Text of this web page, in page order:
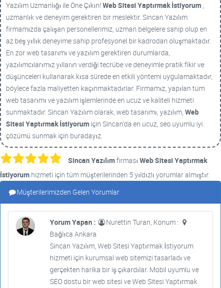
Yazılım Uzmanlığı ile Öne Çıkın! Web Sitesi Yaptırmak İstiyorum ,
uzmanlık ve deneyim gerektiren bir meslektir. Sincan Yazılım
firmamızda çalışan personellerimiz, uzman belgelere sahip olup en
az beş yıllık deneyime sahip profesyonel bir kadrodan oluşmaktadır.
En zor web tasarımı ve yazılım gerektiren durumlarda,
yazılımcılarımız yılların verdiği tecrübe ve deneyimle pratik fikir ve
düşünceleri kullanarak kısa sürede en etkili yöntemi uygulamaktadır,
böylece fazla maliyetten kaçınmaktadırlar. Firmamız, yapılan tüm
web tasarımı ve yazılım işlemlerinde en ucuz ve kaliteli hizmeti
sunmaktadır. Sincan Yazılım olarak, web tasarımı, yazılım, Web
Sitesi Yaptırmak İstiyorum için Sincan'da en ucuz, seo uyumlu iyi
çözümü sunmak için buradayız.
Sincan Yazılımfirması Web Sitesi Yaptırmak
İstiyorum hizmeti için tüm müşterilerinden 5 yıldızlı yorumlar almıştır.
Müşterilerimizden Gelen Yorumlar
Yorum Yapan :
Nurettin Turan, Konum :
Bağlıca Ankara
Sincan Yazılım, Web Sitesi Yaptırmak İstiyorum
hizmeti için kurumsal web sitemizi tasarladı ve
gerçekten harika bir iş çıkardılar. Mobil uyumlu ve
SEO dostu bir web sitesi ve Web Sitesi Yaptırmak